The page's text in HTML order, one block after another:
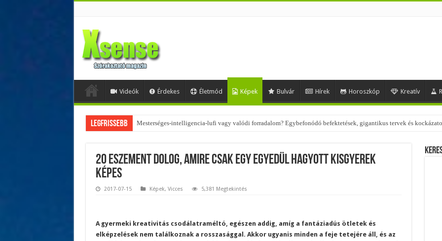
Videók Érdekes Életmód Képek Bulvár Hírek Horoszkóp Kreatív
Legfrissebb Az övtáskák továbbra is trendik – nézd meg, milyen stílusokhoz illenek!
20 eszement dolog, amire csak egy egyedül hagyott kisgyerek
képes
2017-07-15 Képek, Vicces 5,381 Megtekintés
A gyermeki kreativitás csodálatraméltó, egészen addig, amíg a fantáziadús ötletek és
elképzelések nem találkoznak a rosszasággal. Akkor ugyanis minden a feje tetejére áll, és az